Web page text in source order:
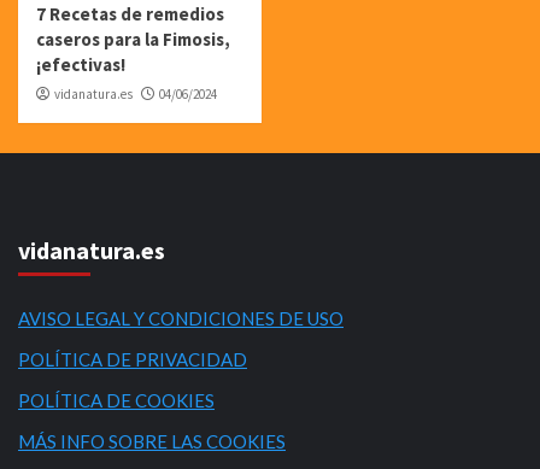
7 Recetas de remedios
caseros para la Fimosis,
¡efectivas!
vidanatura.es 04/06/2024
vidanatura.es
AVISO LEGAL Y CONDICIONES DE USO
POLÍTICA DE PRIVACIDAD
POLÍTICA DE COOKIES
MÁS INFO SOBRE LAS COOKIES